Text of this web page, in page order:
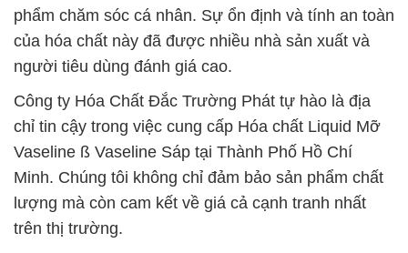
phẩm chăm sóc cá nhân. Sự ổn định và tính an toàn
của hóa chất này đã được nhiều nhà sản xuất và
người tiêu dùng đánh giá cao.
Công ty Hóa Chất Đắc Trường Phát tự hào là địa
chỉ tin cậy trong việc cung cấp Hóa chất Liquid Mỡ
Vaseline ß Vaseline Sáp tại Thành Phố Hồ Chí
Minh. Chúng tôi không chỉ đảm bảo sản phẩm chất
lượng mà còn cam kết về giá cả cạnh tranh nhất
trên thị trường.